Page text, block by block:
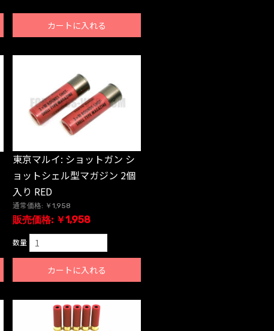
カートに入れる
東京マルイ: ショットガン シ
ョットシェル型マガジン 2個
入り RED
通常価格: ￥1,958
販売価格: ￥1,958
数量
カートに入れる